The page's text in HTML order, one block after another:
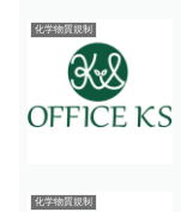
化学物質規制
化学物質規制